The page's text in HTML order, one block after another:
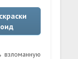
взломанную